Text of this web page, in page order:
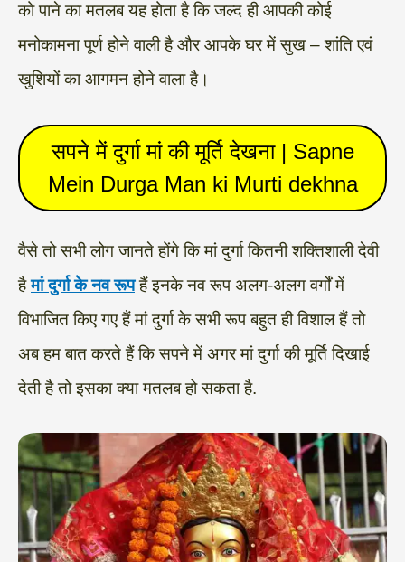
को पाने का मतलब यह होता है कि जल्द ही आपकी कोई
मनोकामना पूर्ण होने वाली है और आपके घर में सुख – शांति एवं
खुशियों का आगमन होने वाला है।
सपने में दुर्गा मां की मूर्ति देखना | Sapne
Mein Durga Man ki Murti dekhna
वैसे तो सभी लोग जानते होंगे कि मां दुर्गा कितनी शक्तिशाली देवी
हैमां दुर्गा के नव रूपहैं इनके नव रूप अलग-अलग वर्गों में
विभाजित किए गए हैं मां दुर्गा के सभी रूप बहुत ही विशाल हैं तो
अब हम बात करते हैं कि सपने में अगर मां दुर्गा की मूर्ति दिखाई
देती है तो इसका क्या मतलब हो सकता है.